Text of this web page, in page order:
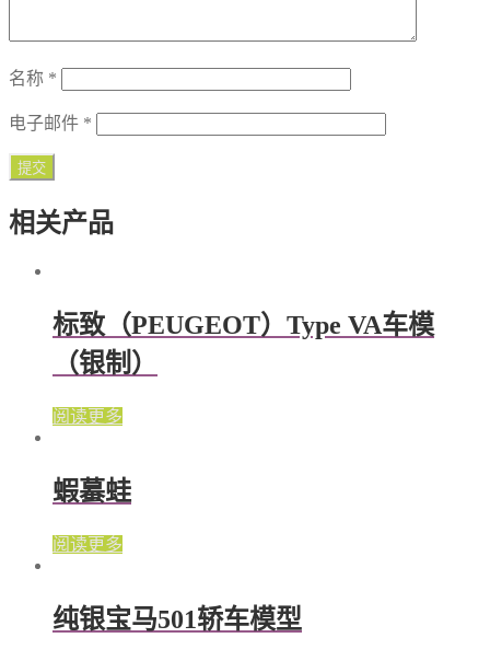
名称 *
电子邮件 *
相关产品
标致（PEUGEOT）Type VA车模
（银制）
阅读更多
蝦蟇蛙
阅读更多
纯银宝马501轿车模型